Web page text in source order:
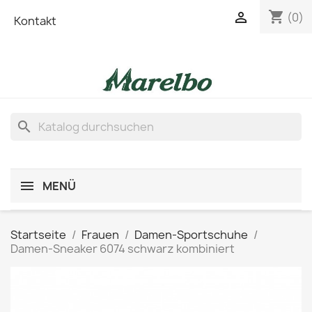
Kontakt shopping_cart (0)

search
MENÜ
Startseite Frauen
Damen-Sportschuhe
Damen-Sneaker 6074 schwarz kombiniert